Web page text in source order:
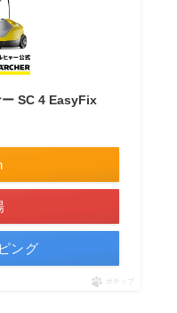
SC 4 EasyFix
ング
ポチップ